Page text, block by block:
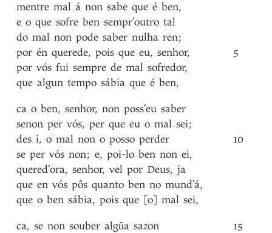
mentre mal á non sabe que é ben,
e o que sofre ben sempr’outro tal
do mal non pode saber nulha ren;
por én querede, pois que eu, senhor,
por vós fui sempre de mal sofredor,
que algun tempo sábia que é ben,
ca o ben, senhor, non poss’eu saber
senon per vós, per que eu o mal sei;
des i, o mal non o posso perder
se per vós non; e, poi-lo ben non ei,
quered’ora, senhor, vel por Deus, ja
que en vós pôs quanto ben no mund’á,
que o ben sábia, pois que [o] mal sei,
ca, se non souber algũa sazon
5
10
15